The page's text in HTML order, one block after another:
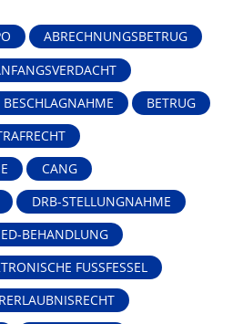
ABRECHNUNGSBETRUG
BESCHLAGNAHME BETRUG
CANG
DRB-STELLUNGNAHME
ED-BEHANDLUNG
FUSSFESSEL